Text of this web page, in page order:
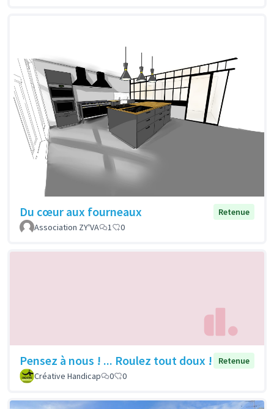
Du cœur aux fourneaux
Retenue
Association ZY'VA
1 0
Pensez à nous ! ... Roulez tout doux !
Retenue
Créative Handicap
0 0